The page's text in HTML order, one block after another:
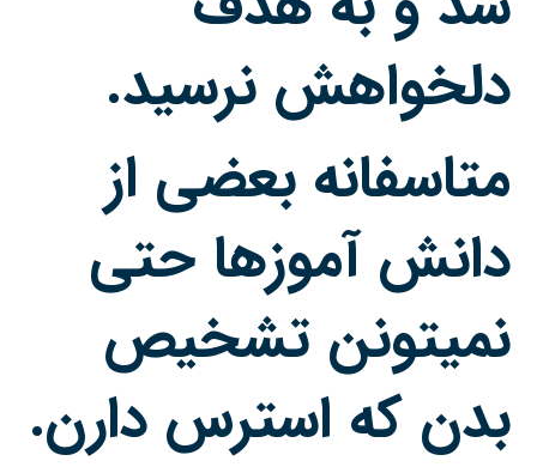
دلخواهش نرسید.
متاسفانه بعضی از
دانش آموزها حتی
نمیتونن تشخیص
بدن که استرس دارن.